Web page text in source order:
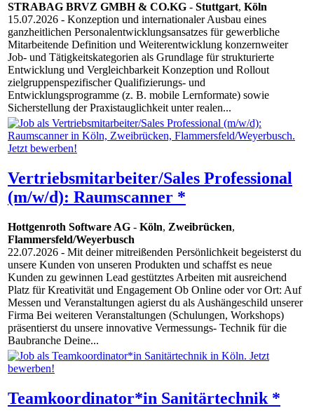
STRABAG BRVZ GMBH & CO.KG - Stuttgart, Köln
15.07.2026 - Konzeption und internationaler Ausbau eines
ganzheitlichen Personalentwicklungsansatzes für gewerbliche
Mitarbeitende Definition und Weiterentwicklung konzernweiter
Job- und Tätigkeitskategorien als Grundlage für strukturierte
Entwicklung und Vergleichbarkeit Konzeption und Rollout
zielgruppenspezifischer Qualifizierungs- und
Entwicklungsprogramme (z. B. mobile Lernformate) sowie
Sicherstellung der Praxistauglichkeit unter realen...
Vertriebsmitarbeiter/Sales Professional
(m/w/d): Raumscanner *
Hottgenroth Software AG - Köln, Zweibrücken,
Flammersfeld/Weyerbusch
22.07.2026 - Mit deiner mitreißenden Persönlichkeit begeisterst du
unsere Kunden von unseren Produkten und schaffst es neue
Kunden zu gewinnen Lead gestütztes Arbeiten mit ausreichend
Platz für Kreativität und Engagement Ob Online oder vor Ort: Auf
Messen und Veranstaltungen agierst du als Aushängeschild unserer
Firma Bei weiteren Veranstaltungen (Schulungen, Workshops)
präsentierst du unsere innovative Vermessungs- Technik für die
Baubranche Deine...
Teamkoordinator*in Sanitärtechnik *